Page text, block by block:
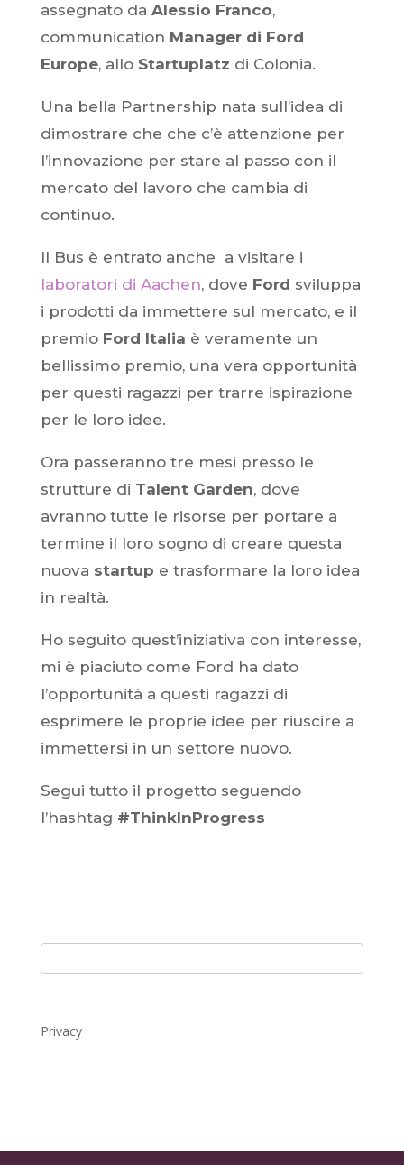
assegnato da Alessio Franco,
communication Manager di Ford
Europe, allo Startuplatz di Colonia.
Una bella Partnership nata sull’idea di
dimostrare che che c’è attenzione per
l’innovazione per stare al passo con il
mercato del lavoro che cambia di
continuo.
Il Bus è entrato anche a visitare i
laboratori di Aachen, dove Ford sviluppa
i prodotti da immettere sul mercato, e il
premio Ford Italia è veramente un
bellissimo premio, una vera opportunità
per questi ragazzi per trarre ispirazione
per le loro idee.
Ora passeranno tre mesi presso le
strutture di Talent Garden, dove
avranno tutte le risorse per portare a
termine il loro sogno di creare questa
nuova startup e trasformare la loro idea
in realtà.
Ho seguito quest’iniziativa con interesse,
mi è piaciuto come Ford ha dato
l’opportunità a questi ragazzi di
esprimere le proprie idee per riuscire a
immettersi in un settore nuovo.
Segui tutto il progetto seguendo
l’hashtag #ThinkInProgress
Privacy